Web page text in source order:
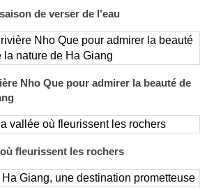
de verser de l'eau
Nho Que pour admirer la beauté de
fleurissent les rochers